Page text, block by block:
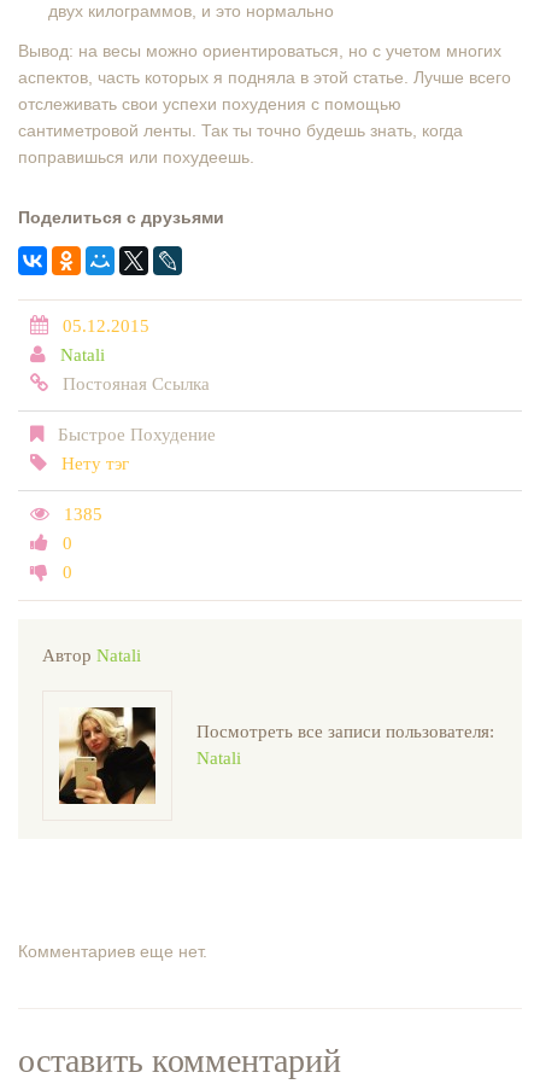
двух килограммов, и это нормально
Вывод: на весы можно ориентироваться, но с учетом многих
аспектов, часть которых я подняла в этой статье. Лучше всего
отслеживать свои успехи похудения с помощью
сантиметровой ленты. Так ты точно будешь знать, когда
поправишься или похудеешь.
Поделиться с друзьями
05.12.2015
Natali
Постояная Ссылка
Быстрое Похудение
Нету тэг
1385
0
0
Автор Natali
Посмотреть все записи пользователя:
Natali
Комментариев еще нет.
оставить комментарий